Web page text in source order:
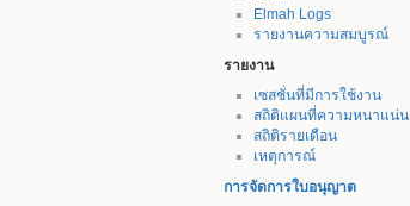
Elmah Logs
รายงานความสมบูรณ์
รายงาน
เซสชั่นที่มีการใช้งาน
สถิติแผนที่ความหนาแน่น
สถิติรายเดือน
เหตุการณ์
การจัดการใบอนุญาต